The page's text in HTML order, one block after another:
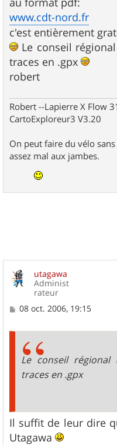
e
www.cdt-nord.fr
c'est entièrement
Le conseil
traces en .gpx
robert
Robert --Lapierre X Flow
CartoExploreur3 V3.20
On peut faire du vélo
assez mal aux jambes.
utagawa
Administ
rateur
M
08 oct. 2006, 19:15
Le conseil
traces en .gpx
Il suffit de leur dire
Utagawa